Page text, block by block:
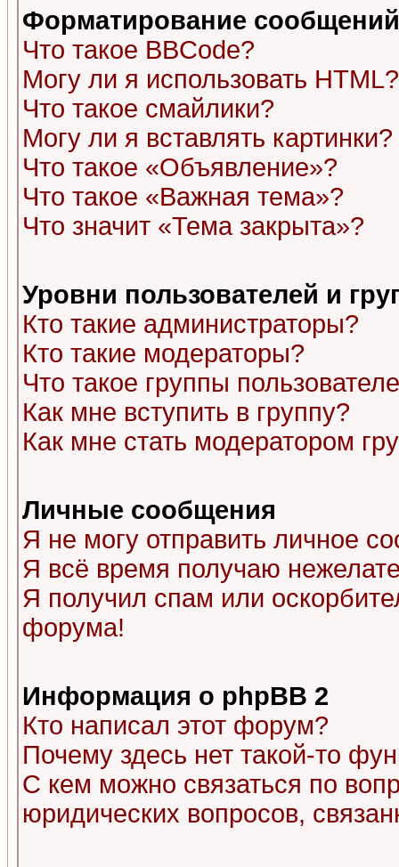
Форматирование
Что такое BBCode?
Могу ли я использовать HTML?
Что такое смайлики?
Могу ли я вставлять картинки?
Что такое «Объявление»?
Что такое «Важная тема»?
Что значит «Тема закрыта»?
Уровни пользователей и
Кто такие администраторы?
Кто такие модераторы?
Что такое группы
Как мне вступить в группу?
Как мне стать модератором
Личные сообщения
Я не могу отправить личное
Я всё время получаю
Я получил спам или
форума!
Информация о phpBB 2
Кто написал этот форум?
Почему здесь нет такой-то
С кем можно связаться по
юридических вопросов,